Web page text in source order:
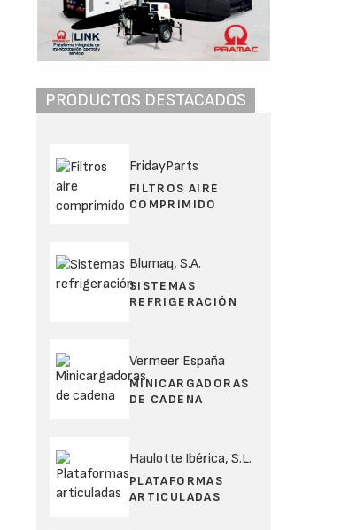
PRODUCTOS DESTACADOS
FridayParts
FILTROS AIRE
COMPRIMIDO
Blumaq, S.A.
SISTEMAS
REFRIGERACIÓN
Vermeer España
MINICARGADORAS
DE CADENA
Haulotte Ibérica, S.L.
PLATAFORMAS
ARTICULADAS